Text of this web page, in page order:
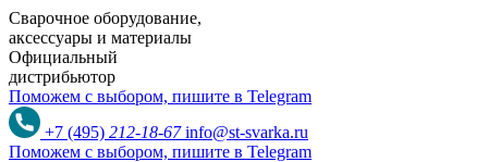
Сварочное оборудование,
аксессуары и материалы
Официальный
дистрибьютор
Поможем с выбором, пишите в Telegram
+7 (495) 212-18-67 info@st-svarka.ru
Поможем с выбором, пишите в Telegram